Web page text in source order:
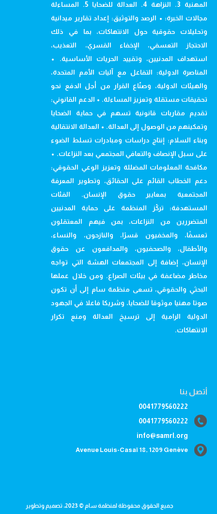
المهنية 3. النزاهة 4. العدالة للضحايا 5. المساءلة
مجالات الخبرة: • الرصد والتوثيق: إعداد تقارير ميدانية
وتحليلات حقوقية حول الانتهاكات، بما في ذلك
الاحتجاز التعسفي، الإخفاء القسري، التعذيب،
استهداف المدنيين، وتقييد الحريات الأساسية. •
المناصرة الدولية: التفاعل مع آليات الأمم المتحدة،
والهيئات الدولية، وصنّاع القرار من أجل الدفع نحو
تحقيقات مستقلة وتعزيز المساءلة. • الدعم القانوني:
تقديم مقاربات قانونية تسهم في حماية الضحايا
وتمكينهم من الوصول إلى العدالة. • العدالة الانتقالية
وبناء السلام: إنتاج دراسات ومبادرات تسلط الضوء
على سبل الإنصاف والتعافي المجتمعي بعد النزاعات. •
مكافحة المعلومات المضللة وتعزيز الوعي الحقوقي:
دعم الخطاب القائم على الحقائق، وتطوير المعرفة
المجتمعية بمعايير حقوق الإنسان. الفئات
المستهدفة: تركّز المنظمة على حماية المدنيين
المتضررين من النزاعات، بمن فيهم المعتقلون
تعسفًا، والمخفيون قسرًا، والنازحون، والنساء،
والأطفال، والصحفيون، والمدافعون عن حقوق
الإنسان، إضافة إلى المجتمعات الهشة التي تواجه
مخاطر مضاعفة في بيئات الصراع. ومن خلال عملها
البحثي والحقوقي، تسعى منظمة سام إلى أن تكون
صوتا مهنيا موثوقا للضحايا، وشريكا فاعلا في الجهود
الدولية الرامية إلى ترسيخ العدالة ومنع تكرار
الانتهاكات.
أتصل بنا
0041779560222
0041779560222
info@samrl.org
Avenue Louis-Casaï 18, 1209 Genève
جميع الحقوق محفوظة لمنظمة سام © 2023، تصميم وتطوير